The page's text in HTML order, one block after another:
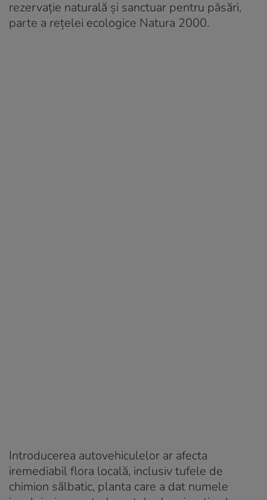
rezervație naturală și sanctuar pentru păsări,
parte a rețelei ecologice Natura 2000.
Introducerea autovehiculelor ar afecta
iremediabil flora locală, inclusiv tufele de
chimion sălbatic, planta care a dat numele